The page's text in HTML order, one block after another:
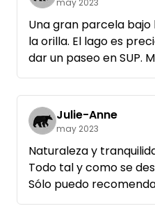
Sin duda volveremos.
may 2023
Una gran parcela bajo
la orilla. El lago es
dar un paseo en SUP.
Julie-Anne
may 2023
Naturaleza y
Todo tal y como se
Sólo puedo